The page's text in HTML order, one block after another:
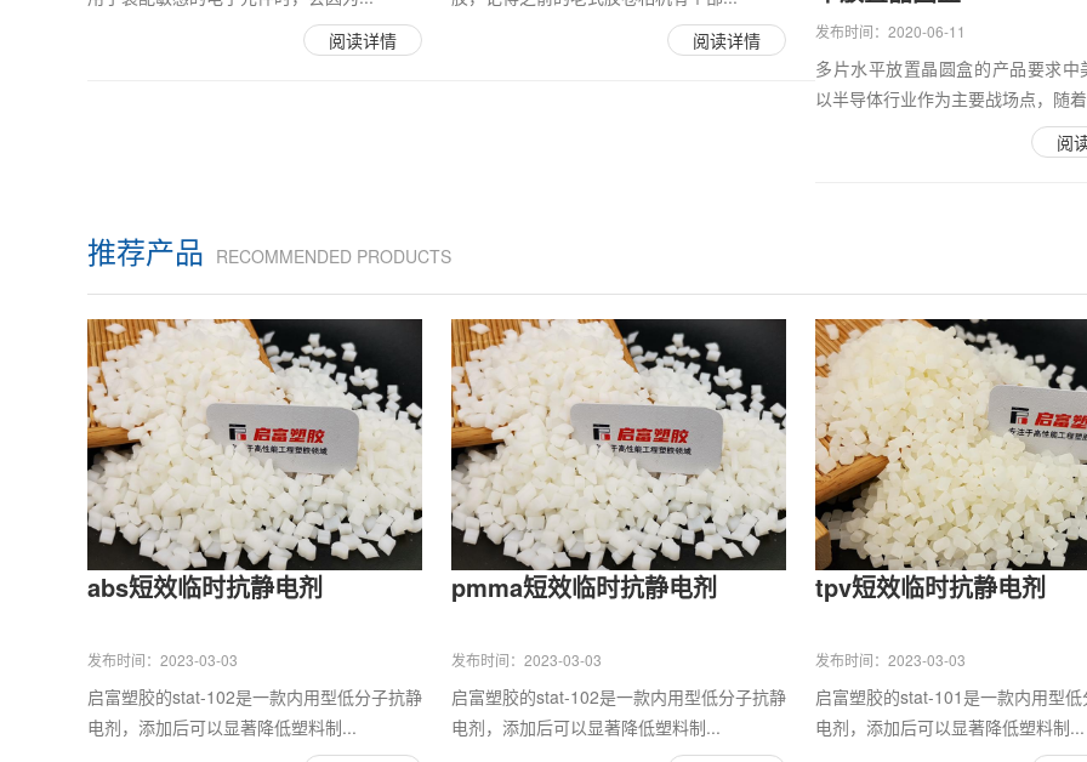
阅读详情
阅读详情
发布时间：2020-06-11
多片水平放置晶圆盒的产品要求中
以半导体行业作为主要战场点，随
阅
推荐产品 RECOMMENDED PRODUCTS
abs短效临时抗静电剂
发布时间：2023-03-03
启富塑胶的stat-102是一款内用型低分子抗静
电剂，添加后可以显著降低塑料制...
pmma短效临时抗静电剂
发布时间：2023-03-03
启富塑胶的stat-102是一款内用型低分子抗静
电剂，添加后可以显著降低塑料制...
tpv短效临时抗静电剂
发布时间：2023-03-03
启富塑胶的stat-101是一款内用型
电剂，添加后可以显著降低塑料制...